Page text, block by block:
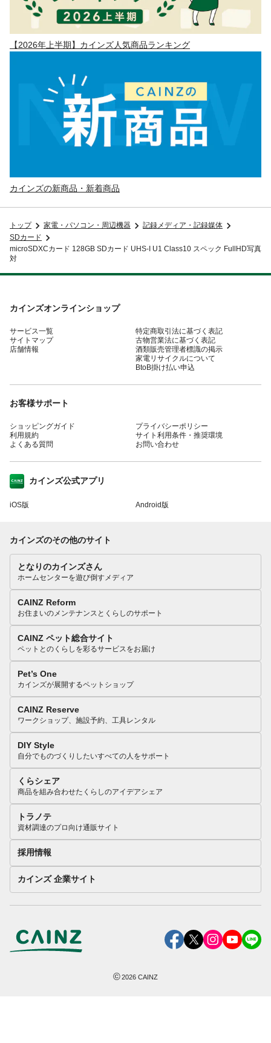
【2026年上半期】カインズ人気商品ランキング
カインズの新商品・新着商品
トップ 家電・パソコン・周辺機器
記録メディア・記録媒体
SDカード
microSDXCカード 128GB SDカード UHS-I U1 Class10 スペック FullHD写真
対
カインズオンラインショップ
サービス一覧
サイトマップ
店舗情報
特定商取引法に基づく表記
古物営業法に基づく表記
酒類販売管理者標識の掲示
家電リサイクルについて
BtoB掛け払い申込
お客様サポート
ショッピングガイド
利用規約
よくある質問
プライバシーポリシー
サイト利用条件・推奨環境
お問い合わせ
カインズ公式アプリ
iOS版 Android版
カインズのその他のサイト
となりのカインズさん
ホームセンターを遊び倒すメディア
CAINZ Reform
お住まいのメンテナンスとくらしのサポート
CAINZ ペット総合サイト
ペットとのくらしを彩るサービスをお届け
Pet’s One
カインズが展開するペットショップ
CAINZ Reserve
ワークショップ、施設予約、工具レンタル
DIY Style
自分でものづくりしたいすべての人をサポート
くらシェア
商品を組み合わせたくらしのアイデアシェア
トラノテ
資材調達のプロ向け通販サイト
採用情報
カインズ 企業サイト
©2026 CAINZ